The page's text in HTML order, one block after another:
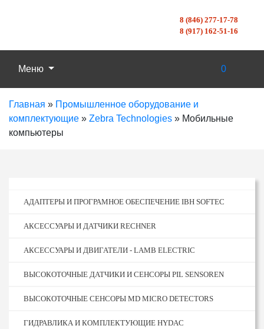
8 (846) 277-17-78
8 (917) 162-51-16
Меню 0
Главная » Промышленное оборудование и
комплектующие » Zebra Technologies » Мобильные
компьютеры
АДАПТЕРЫ И ПРОГРАМНОЕ ОБЕСПЕЧЕНИЕ IBH SOFTEC
АКСЕССУАРЫ И ДАТЧИКИ RECHNER
АКСЕССУАРЫ И ДВИГАТЕЛИ - LAMB ELECTRIC
ВЫСОКОТОЧНЫЕ ДАТЧИКИ И СЕНСОРЫ PIL SENSOREN
ВЫСОКОТОЧНЫЕ СЕНСОРЫ MD MICRO DETECTORS
ГИДРАВЛИКА И КОМПЛЕКТУЮЩИЕ HYDAC